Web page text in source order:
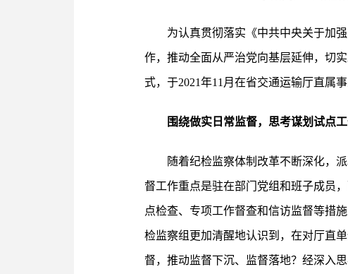
为认真贯彻落实《中共中央关于加
作，推动全面从严治党向基层延伸，切
式，于2021年11月在省交通运输厅直属
围绕做实日常监督，思考谋划试点
随着纪检监察体制改革不断深化，
督工作重点是驻在部门党组和班子成员
点检查、专项工作督查和信访监督等措
检监察组更加清醒地认识到，在对厅直
督，推动监督下沉、监督落地？经深入